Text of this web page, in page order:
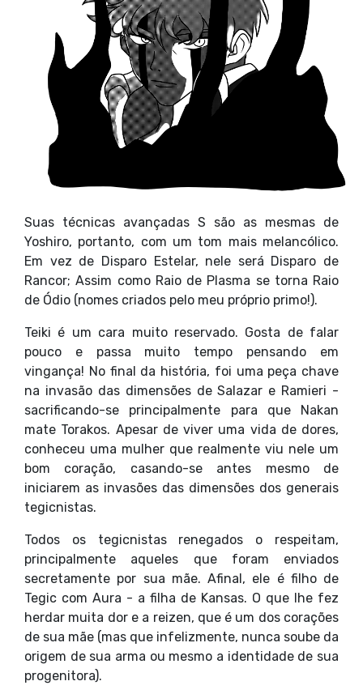
Suas técnicas avançadas S são as mesmas de
Yoshiro, portanto, com um tom mais melancólico.
Em vez de Disparo Estelar, nele será Disparo de
Rancor; Assim como Raio de Plasma se torna Raio
de Ódio (nomes criados pelo meu próprio primo!).
Teiki é um cara muito reservado. Gosta de falar
pouco e passa muito tempo pensando em
vingança! No final da história, foi uma peça chave
na invasão das dimensões de Salazar e Ramieri -
sacrificando-se principalmente para que Nakan
mate Torakos. Apesar de viver uma vida de dores,
conheceu uma mulher que realmente viu nele um
bom coração, casando-se antes mesmo de
iniciarem as invasões das dimensões dos generais
tegicnistas.
Todos os tegicnistas renegados o respeitam,
principalmente aqueles que foram enviados
secretamente por sua mãe. Afinal, ele é filho de
Tegic com Aura - a filha de Kansas. O que lhe fez
herdar muita dor e a reizen, que é um dos corações
de sua mãe (mas que infelizmente, nunca soube da
origem de sua arma ou mesmo a identidade de sua
progenitora).